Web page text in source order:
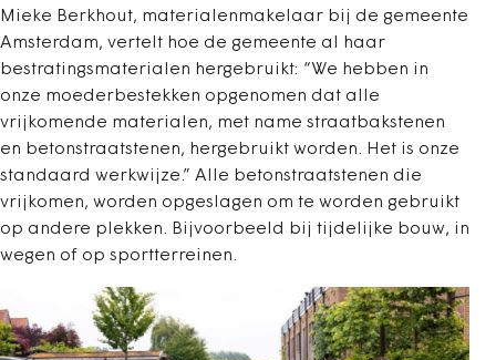
Mieke Berkhout, materialenmakelaar bij de gemeente
Amsterdam, vertelt hoe de gemeente al haar
bestratingsmaterialen hergebruikt: “We hebben in
onze moederbestekken opgenomen dat alle
vrijkomende materialen, met name straatbakstenen
en betonstraatstenen, hergebruikt worden. Het is onze
standaard werkwijze.” Alle betonstraatstenen die
vrijkomen, worden opgeslagen om te worden gebruikt
op andere plekken. Bijvoorbeeld bij tijdelijke bouw, in
wegen of op sportterreinen.